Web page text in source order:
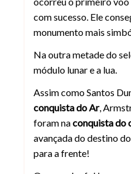
com sucesso. Ele
monumento mais
Na outra metade do
módulo lunar e a lua.
Assim como Santos
conquista do Ar,
foram naconquista do
avançada do destino
para a frente!